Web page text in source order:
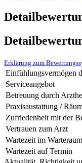
Erklärung zum
Einfühlungsvermögen
Serviceangebot
Betreuung durch
Praxisaustattung /
Zufriedenheit mit der
Vertrauen zum Arzt
Wartezeit im Warteraum
Wartezeit auf Termin